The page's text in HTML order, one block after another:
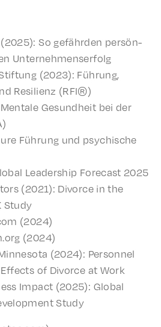
(2025): So gefährden persön­
Unternehmenserfolg
(2023): Führung,
Resilienz (RFI®)
Gesund­heit bei der
Führung und psychis­che
Lead­er­ship Fore­cast 2025
(2021): Divorce in the
Study
(2024)
(2024)
(2024): Person­nel
of Divorce at Work
Impact (2025): Glob­al
Study